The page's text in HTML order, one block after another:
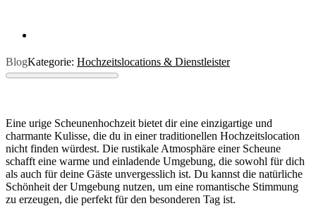
BlogKategorie: Hochzeitslocations & Dienstleister
Eine urige Scheunenhochzeit bietet dir eine einzigartige und
charmante Kulisse, die du in einer traditionellen Hochzeitslocation
nicht finden würdest. Die rustikale Atmosphäre einer Scheune
schafft eine warme und einladende Umgebung, die sowohl für dich
als auch für deine Gäste unvergesslich ist. Du kannst die natürliche
Schönheit der Umgebung nutzen, um eine romantische Stimmung
zu erzeugen, die perfekt für den besonderen Tag ist.